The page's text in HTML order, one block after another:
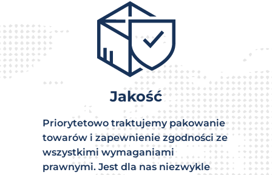
Jakość
Priorytetowo traktujemy pakowanie
towarów i zapewnienie zgodności ze
wszystkimi wymaganiami
prawnymi. Jest dla nas niezwykle